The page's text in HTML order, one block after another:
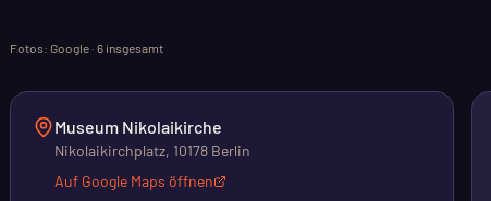
Fotos: Google · 6 insgesamt
Museum Nikolaikirche
Nikolaikirchplatz, 10178 Berlin
Auf Google Maps öffnen